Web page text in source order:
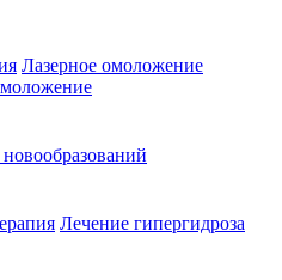
Лазерное омоложение
Лечение гипергидроза